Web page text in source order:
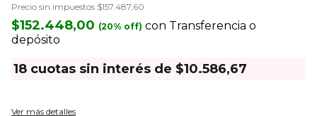
Precio sin impuestos $157.487,60
$152.448,00 con Transferencia o
depósito
18 cuotas sin interés de $10.586,67
Ver más detalles